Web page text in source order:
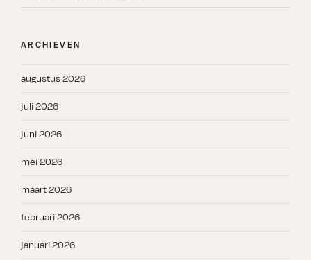
ARCHIEVEN
augustus 2026
juli 2026
juni 2026
mei 2026
maart 2026
februari 2026
januari 2026